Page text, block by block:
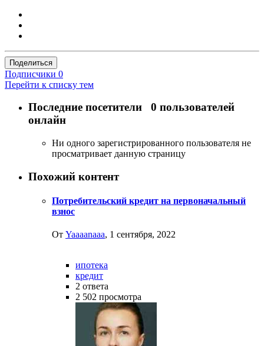
Поделиться
Подписчики 0
Перейти к списку тем
Последние посетители 0 пользователей
онлайн
Ни одного зарегистрированного пользователя не
просматривает данную страницу
Похожий контент
Потребительский кредит на первоначальный
взнос
От Yaaaanaaa, 1 сентября, 2022
ипотека
кредит
2 ответа
2 502 просмотра